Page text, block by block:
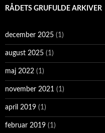
RÅDETS GRUFULDE ARKIVER
december 2025 (1)
august 2025 (1)
maj 2022 (1)
november 2021 (1)
april 2019 (1)
februar 2019 (1)